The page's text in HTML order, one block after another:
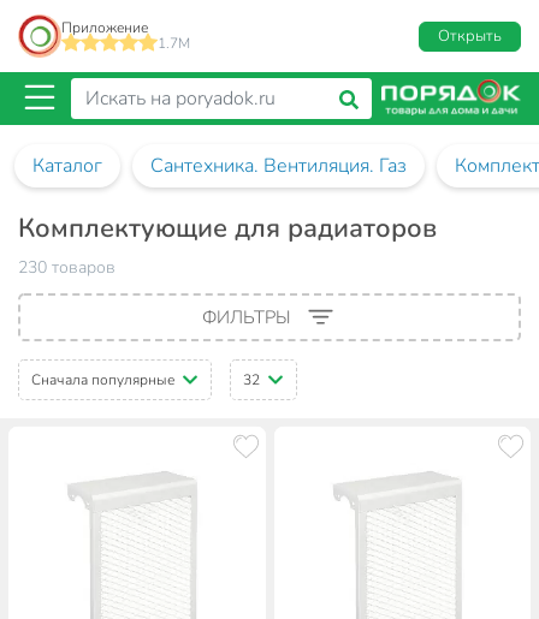
Приложение
1.7M
Открыть
Каталог Сантехника. Вентиляция. Газ
Комплектующие для радиаторов
230 товаров
ФИЛЬТРЫ
Сначала популярные 32